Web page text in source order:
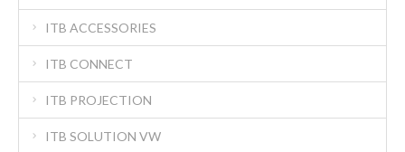
ITB ACCESSORIES
ITB CONNECT
ITB PROJECTION
ITB SOLUTION VW